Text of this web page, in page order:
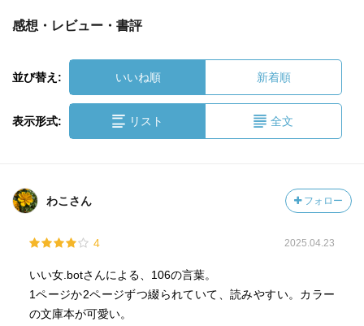
感想・レビュー・書評
並び替え: いいね順 新着順
表示形式: リスト 全文
わこさん フォロー
4 2025.04.23
いい女.botさんによる、106の言葉。
1ページか2ページずつ綴られていて、読みやすい。カラー
の文庫本が可愛い。